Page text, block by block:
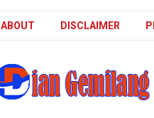
ABOUT DISCLAIMER